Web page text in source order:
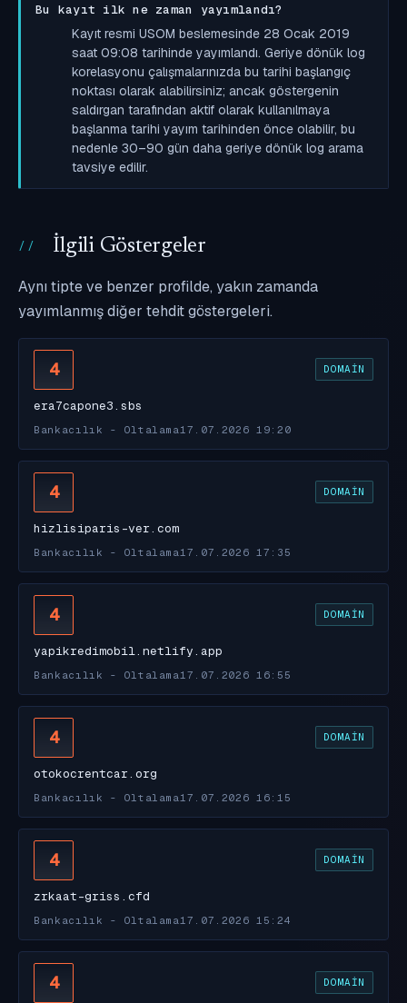
Bu kayıt ilk ne zaman yayımlandı?
Kayıt resmi USOM beslemesinde 28 Ocak 2019
saat 09:08 tarihinde yayımlandı. Geriye dönük log
korelasyonu çalışmalarınızda bu tarihi başlangıç
noktası olarak alabilirsiniz; ancak göstergenin
saldırgan tarafından aktif olarak kullanılmaya
başlanma tarihi yayım tarihinden önce olabilir, bu
nedenle 30–90 gün daha geriye dönük log arama
tavsiye edilir.
İlgili Göstergeler
Aynı tipte ve benzer profilde, yakın zamanda
yayımlanmış diğer tehdit göstergeleri.
4 DOMAIN
era7capone3.sbs
Bankacılık - Oltalama 17.07.2026 19:20
4 DOMAIN
hizlisiparis-ver.com
Bankacılık - Oltalama 17.07.2026 17:35
4 DOMAIN
yapikredimobil.netlify.app
Bankacılık - Oltalama 17.07.2026 16:55
4 DOMAIN
otokocrentcar.org
Bankacılık - Oltalama 17.07.2026 16:15
4 DOMAIN
zrkaat-griss.cfd
Bankacılık - Oltalama 17.07.2026 15:24
4 DOMAIN